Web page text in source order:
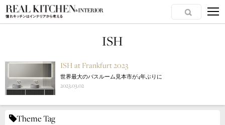
ISH
ISH at Frankfurt 2023
世界最大のバスルーム見本市が4年ぶりに
2023.03.02
Theme Tag